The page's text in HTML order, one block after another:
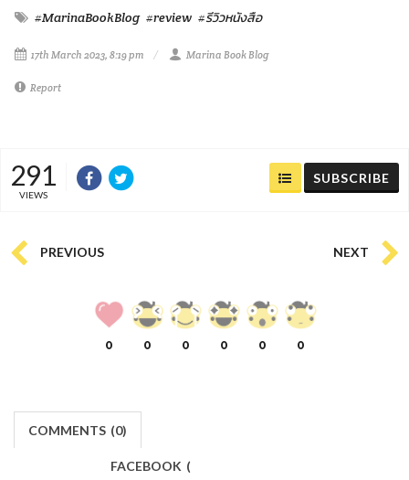
#MarinaBookBlog #review #รีวิวหนังสือ
17th March 2023, 8:19 pm Marina Book Blog
Report
291
VIEWS
SUBSCRIBE
PREVIOUS NEXT
0 0 0 0 0 0
COMMENTS (0)
FACEBOOK (